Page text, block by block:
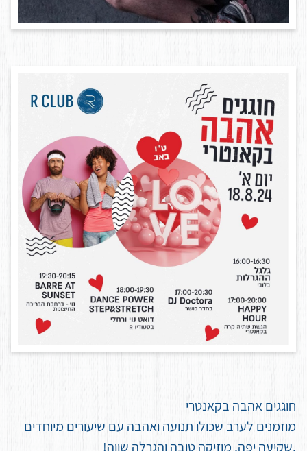
חוגגים אהבה בקאנטרי
מוזמנים לערב שכולו תנועה ואהבה עם שיעורים מיוחדים
,שקיעה יפה, מוזיקה טובה והגרלה שווה!